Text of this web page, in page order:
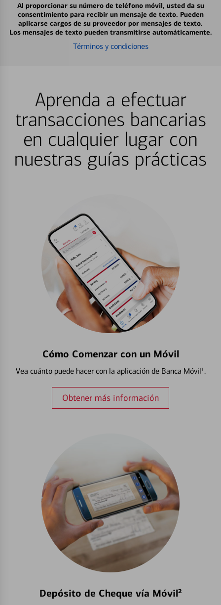
Al proporcionar su número de teléfono móvil, usted da su
consentimiento para recibir un mensaje de texto. Pueden
aplicarse cargos de su proveedor por mensajes de texto.
Los mensajes de texto pueden transmitirse automáticamente.
Términos y condiciones
Aprenda a efectuar
transacciones bancarias
en cualquier lugar con
nuestras guías prácticas
Cómo Comenzar con un Móvil
Vea cuánto puede hacer con la aplicación de Banca Móvil¹.
Obtener más información
Depósito de Cheque vía Móvil²